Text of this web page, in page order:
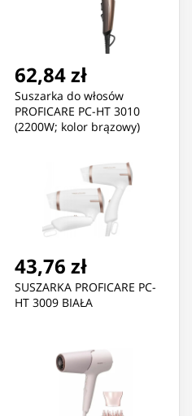
62,84 zł
Suszarka do włosów
PROFICARE PC-HT 3010
(2200W; kolor brązowy)
43,76 zł
SUSZARKA PROFICARE PC-
HT 3009 BIAŁA